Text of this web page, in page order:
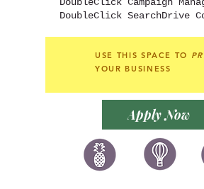
DoubleClick SearchDrive
USE THIS SPACE TO
YOUR BUSINESS
Apply Now